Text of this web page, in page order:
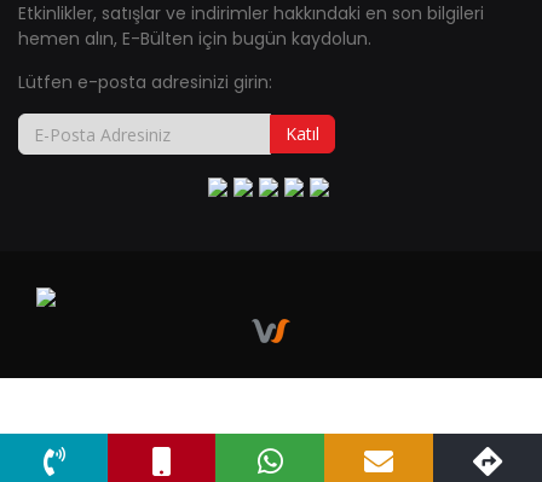
Etkinlikler, satışlar ve indirimler hakkındaki en son bilgileri
hemen alın, E-Bülten için bugün kaydolun.
Lütfen e-posta adresinizi girin:
Katıl